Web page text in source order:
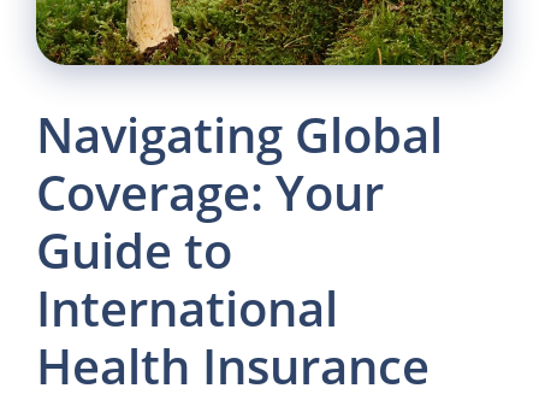
Navigating Global
Coverage: Your
Guide to
International
Health Insurance